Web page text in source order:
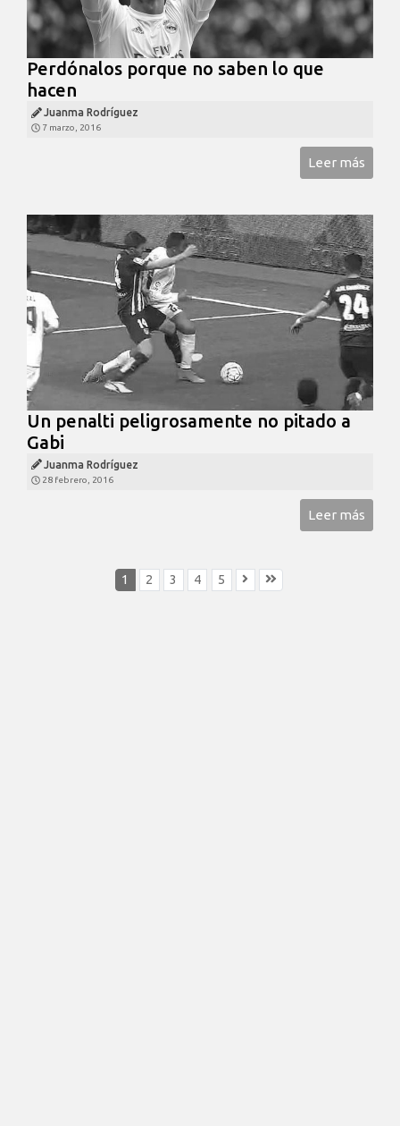
Perdónalos porque no saben lo que
hacen
Juanma Rodríguez
7 marzo, 2016
Leer más
Un penalti peligrosamente no pitado a
Gabi
Juanma Rodríguez
28 febrero, 2016
Leer más
1 2 3 4 5